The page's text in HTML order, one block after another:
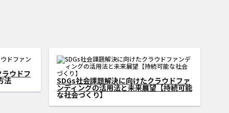
ウドファ
まで実
SDGsの地域活性化を加速！クラウドファ
ンディングを活用したまちづくりの成功事
例とメリット